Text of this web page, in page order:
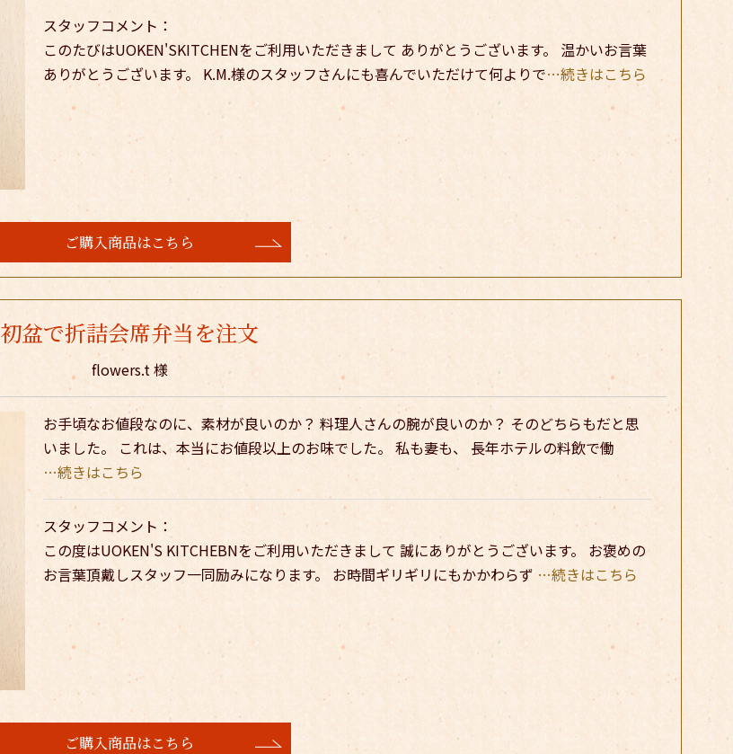
スタッフコメント：
このたびはUOKEN'SKITCHENをご利用いただきまして ありがとうございます。 温かいお言葉
ありがとうございます。 K.M.様のスタッフさんにも喜んでいただけて何よりで…続きはこちら
ご購入商品はこちら
初盆で折詰会席弁当を注文
flowers.t 様
お手頃なお値段なのに、素材が良いのか？ 料理人さんの腕が良いのか？ そのどちらもだと思
いました。 これは、本当にお値段以上のお味でした。 私も妻も、 長年ホテルの料飲で働
…続きはこちら
スタッフコメント：
この度はUOKEN'S KITCHEBNをご利用いただきまして 誠にありがとうございます。 お褒めの
お言葉頂戴しスタッフ一同励みになります。 お時間ギリギリにもかかわらず …続きはこちら
ご購入商品はこちら